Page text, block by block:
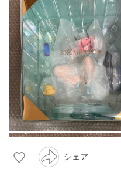
シェア